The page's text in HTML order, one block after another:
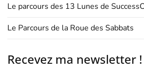
Le parcours des 13 Lunes de
Le Parcours de la Roue des Sabbats
Recevez ma newsletter !